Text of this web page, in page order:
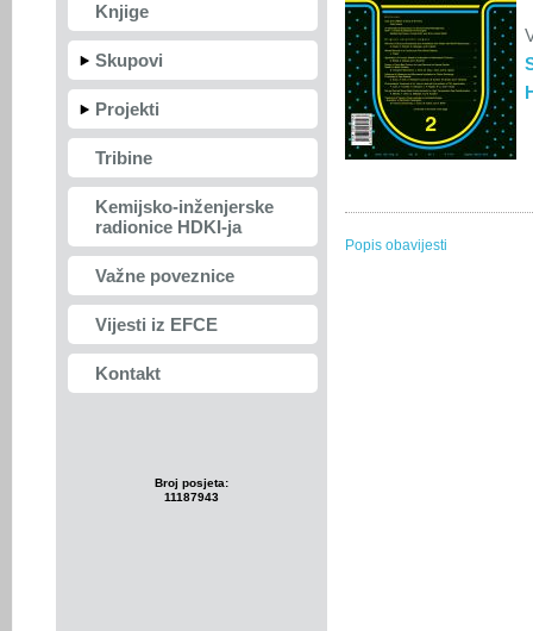
Knjige
Skupovi
Projekti
Tribine
Kemijsko-inženjerske
radionice HDKI-ja
Važne poveznice
Vijesti iz EFCE
Kontakt
Broj posjeta:
11187943
Popis obavijesti